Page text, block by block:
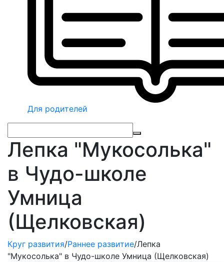
Для родителей
Лепка "Мукосолька"
в Чудо-школе
Умница
(Щелковская)
Круг развития/Раннее развитие/Лепка
"Мукосолька" в Чудо-школе Умница (Щелковская)